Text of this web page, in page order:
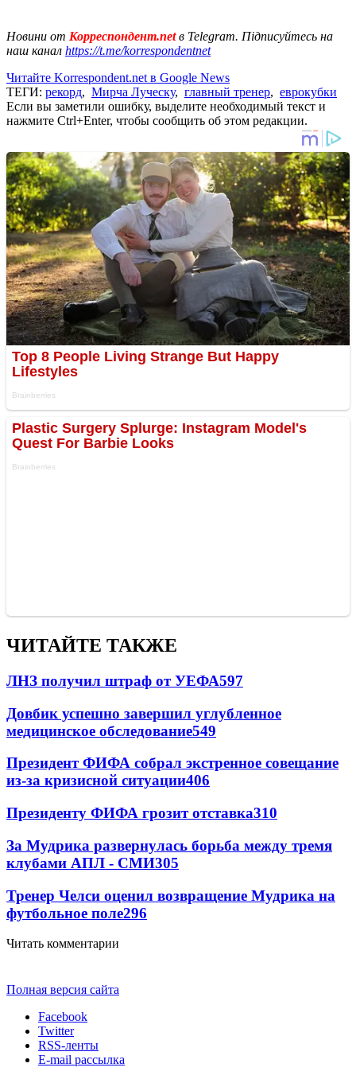
Новини от Корреспондент.netв Telegram. Підписуйтесь на
наш канал https://t.me/korrespondentnet
Читайте Korrespondent.net в Google News
ТЕГИ: рекорд, Мирча Луческу, главный тренер, еврокубки
Если вы заметили ошибку, выделите необходимый текст и
нажмите Ctrl+Enter, чтобы сообщить об этом редакции.
ЧИТАЙТЕ ТАКЖЕ
ЛНЗ получил штраф от УЕФА597
Довбик успешно завершил углубленное
медицинское обследование549
Президент ФИФА собрал экстренное совещание
из-за кризисной ситуации406
Президенту ФИФА грозит отставка310
За Мудрика развернулась борьба между тремя
клубами АПЛ - СМИ305
Тренер Челси оценил возвращение Мудрика на
футбольное поле296
Читать комментарии
Полная версия сайта
Facebook
Twitter
RSS-ленты
E-mail рассылка